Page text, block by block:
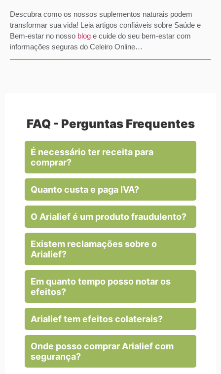
Descubra como os nossos suplementos naturais podem
transformar sua vida! Leia artigos confiáveis sobre Saúde e
Bem-estar no nosso blog e cuide do seu bem-estar com
informações seguras do Celeiro Online…
FAQ - Perguntas Frequentes
É necessário ter receita para
comprar?
Quanto custa e paga IVA?
O Arialief é um produto fraudulento?
Existem reclamações sobre o
Arialief?
Em quanto tempo posso notar os
efeitos?
Arialief tem efeitos colaterais?
Onde posso comprar Arialief com
segurança?